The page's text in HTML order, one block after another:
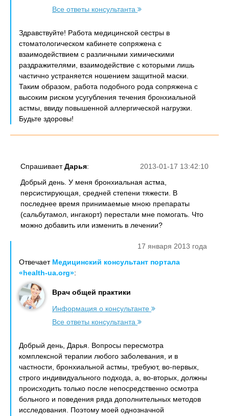
Все ответы консультанта
Здравствуйте! Работа медицинской сестры в
стоматологическом кабинете сопряжена с
взаимодействием с различными химическими
раздражителями, взаимодействие с которыми лишь
частично устраняется ношением защитной маски.
Таким образом, работа подобного рода сопряжена с
высоким риском усугубления течения бронхиальной
астмы, ввиду повышенной аллергической нагрузки.
Будьте здоровы!
2013-01-17 13:42:10
СпрашиваетДарья:
Добрый день. У меня бронхиальная астма,
персистирующая, средней степени тяжести. В
последнее время принимаемые мною препараты
(сальбутамол, ингакорт) перестали мне помогать. Что
можно добавить или изменить в лечении?
17 января 2013 года
Отвечает Медицинский консультант портала
«health-ua.org»:
Врач общей практики
Информация о консультанте
Все ответы консультанта
Добрый день, Дарья. Вопросы пересмотра
комплексной терапии любого заболевания, и в
частности, бронхиальной астмы, требуют, во-первых,
строго индивидуального подхода, а, во-вторых, должны
происходить только после непосредственно осмотра
больного и поведения ряда дополнительных методов
исследования. Поэтому моей однозначной